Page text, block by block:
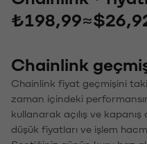
₺198,99≈
Chainlink
Chainlink fiyat geçmişini
zaman içindeki
kullanarak açılış ve
düşük fiyatları ve işlem